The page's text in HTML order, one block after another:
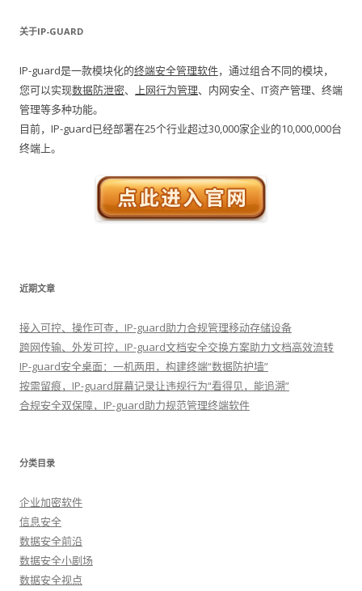
关于IP-GUARD
IP-guard是一款模块化的终端安全管理软件，通过组合不同的模块，
您可以实现数据防泄密、 上网行为管理、内网安全、IT资产管理、终端
管理等多种功能。
目前，IP-guard已经部署在25个行业超过30,000家企业的10,000,000台
终端上。
近期文章
接入可控、操作可查，IP-guard助力合规管理移动存储设备
跨网传输、外发可控，IP-guard文档安全交换方案助力文档高效流转
IP-guard安全桌面：一机两用，构建终端“数据防护墙”
按需留痕，IP-guard屏幕记录让违规行为“看得见，能追溯”
合规安全双保障，IP-guard助力规范管理终端软件
分类目录
企业加密软件
信息安全
数据安全前沿
数据安全小剧场
数据安全视点